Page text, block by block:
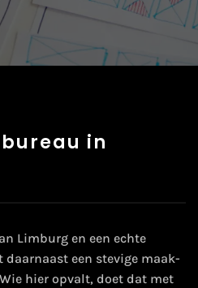
in
Limburg en een echte
een stevige maak-
hier opvalt, doet dat met